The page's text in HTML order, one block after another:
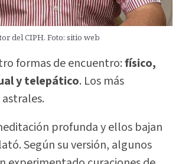
del CIPH. Foto: sitio web
formas de encuentro:físico,
y telepático. Los más
profunda y ellos bajan
Según su versión, algunos